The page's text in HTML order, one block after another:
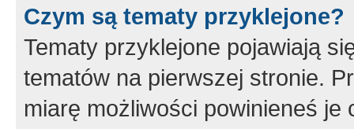
Czym są tematy przyklejone?
Tematy przyklejone pojawiają
tematów na pierwszej stronie.
miarę możliwości powinieneś je